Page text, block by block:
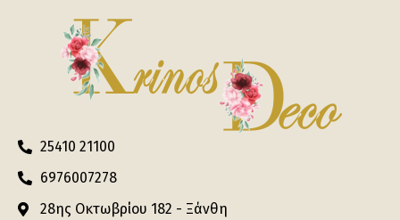
25410 21100
6976007278
28ης Οκτωβρίου 182 - Ξάνθη